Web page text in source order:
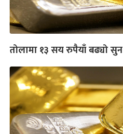
तोलामा १३ सय रुपैयाँ बढ्यो सुन